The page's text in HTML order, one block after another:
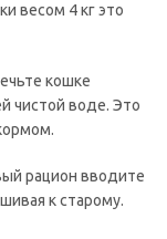
весом 4 кг это
кошке
чистой воде. Это
рацион вводите
к старому.